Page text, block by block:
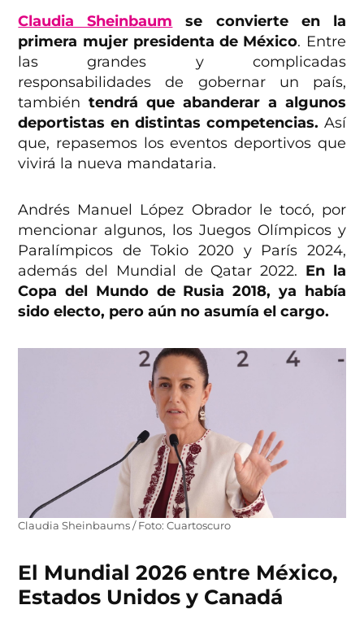
Claudia Sheinbaum se convierte en la
primera mujer presidenta de México. Entre
las grandes y complicadas
responsabilidades de gobernar un país,
también tendrá que abanderar a algunos
deportistas en distintas competencias. Así
que, repasemos los eventos deportivos que
vivirá la nueva mandataria.
Andrés Manuel López Obrador le tocó, por
mencionar algunos, los Juegos Olímpicos y
Paralímpicos de Tokio 2020 y París 2024,
además del Mundial de Qatar 2022. En la
Copa del Mundo de Rusia 2018, ya había
sido electo, pero aún no asumía el cargo.
Claudia Sheinbaums / Foto: Cuartoscuro
El Mundial 2026 entre México,
Estados Unidos y Canadá